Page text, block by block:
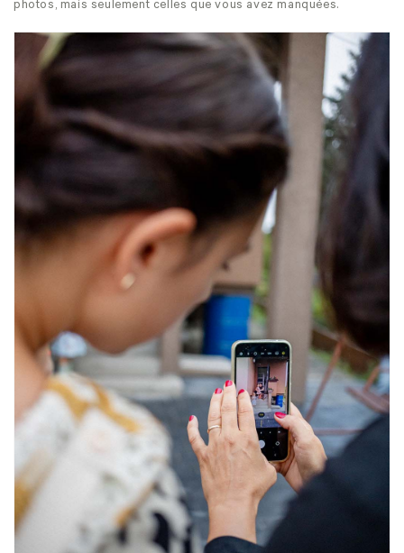
photos, mais seulement celles que vous avez manquées.